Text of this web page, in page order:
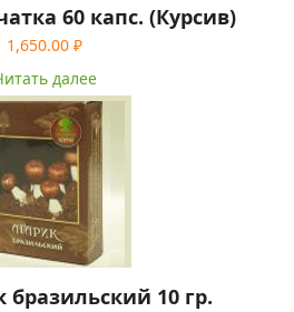
60 капс. (Курсив)
1,650.00 ₽
далее
бразильский 10 гр.